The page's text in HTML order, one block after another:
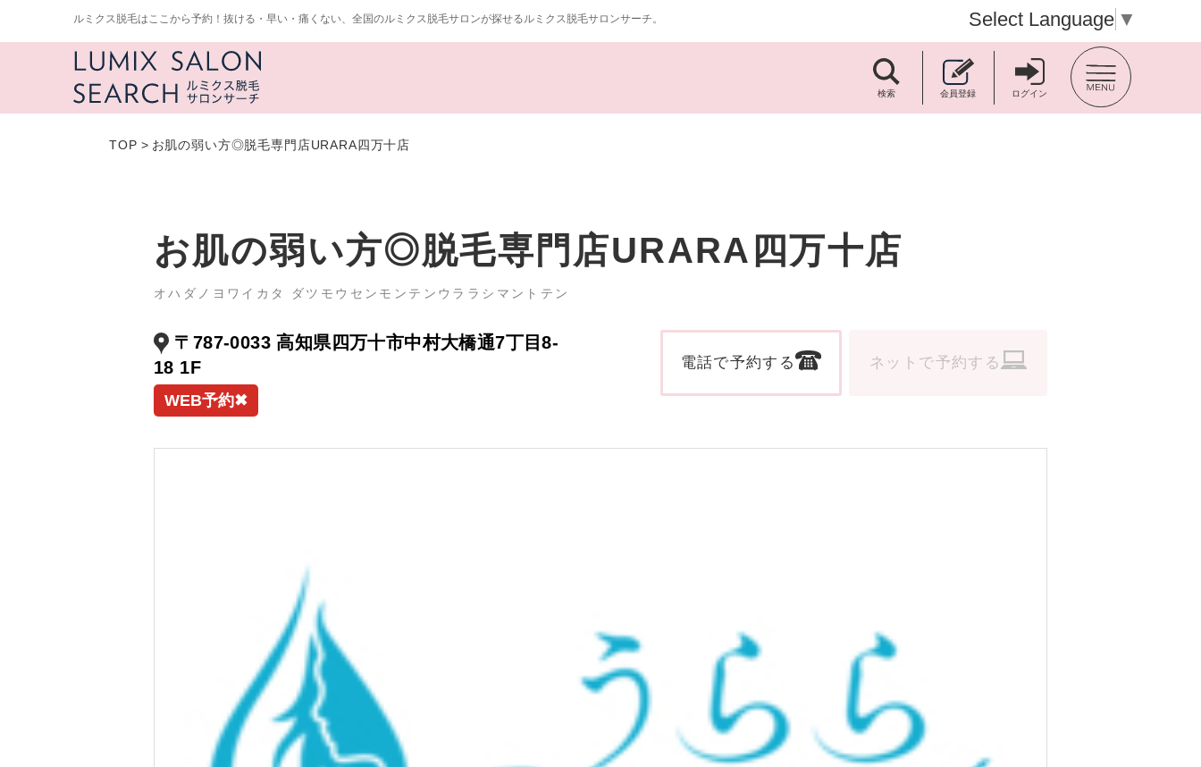
ルミクス脱毛はここから予約！抜ける・早い・痛くない、全国のルミクス脱毛サロンが探せるルミクス脱毛サロンサーチ。 Select Language ▼
検索 会員登録 ログイン
TOP > お肌の弱い方◎脱毛専門店URARA四万十店
お肌の弱い方◎脱毛専門店URARA四万十店
オハダノヨワイカタ ダツモウセンモンテンウララシマントテン
〒787-0033 高知県四万十市中村大橋通7丁目8-
18 1F
WEB予約✖
電話で予約する ネットで予約する